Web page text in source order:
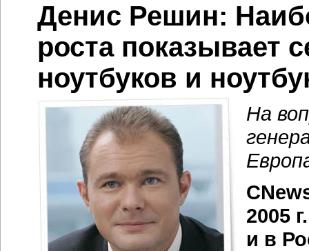
Денис Решин:
роста показывает
ноутбуков и
На
2005
и в